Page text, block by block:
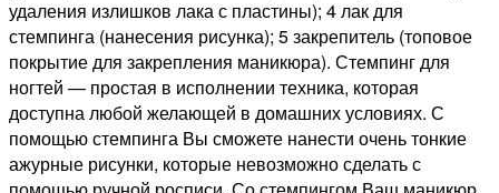
удаления излишков лака с пластины); 4 лак для
стемпинга (нанесения рисунка); 5 закрепитель (топовое
покрытие для закрепления маникюра). Стемпинг для
ногтей — простая в исполнении техника, которая
доступна любой желающей в домашних условиях. С
помощью стемпинга Вы сможете нанести очень тонкие
ажурные рисунки, которые невозможно сделать с